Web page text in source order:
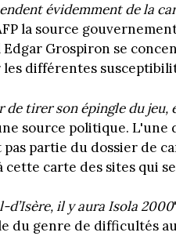
évidemment de la
la source
Grospiron se
différentes
de tirer son épingle du
source politique.
partie du dossier de
carte des sites qui
d’Isère, il y aura Isola 2000
du genre de difficultés